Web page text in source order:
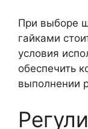
При выборе
гайками
условия
обеспечить
выполнении